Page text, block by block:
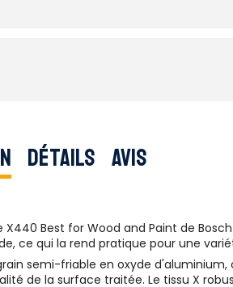
Détails Avis
X440 Best for Wood and Paint de
ce qui la rend pratique pour une
semi-friable en oxyde
de la surface traitée. Le tissu X